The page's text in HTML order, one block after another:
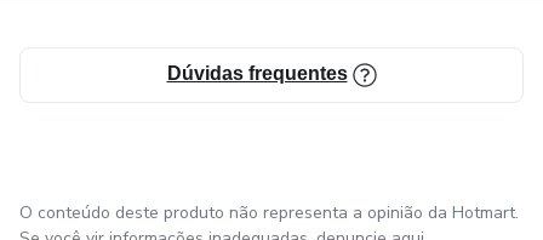
Dúvidas frequentes
O conteúdo deste produto não representa a opinião da Hotmart.